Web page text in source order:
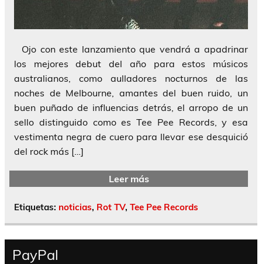
Ojo con este lanzamiento que vendrá a apadrinar
los mejores debut del año para estos músicos
australianos, como aulladores nocturnos de las
noches de Melbourne, amantes del buen ruido, un
buen puñado de influencias detrás, el arropo de un
sello distinguido como es Tee Pee Records, y esa
vestimenta negra de cuero para llevar ese desquició
del rock más […]
Leer más
Etiquetas: noticias, Rot TV, Tee Pee Records
PayPal